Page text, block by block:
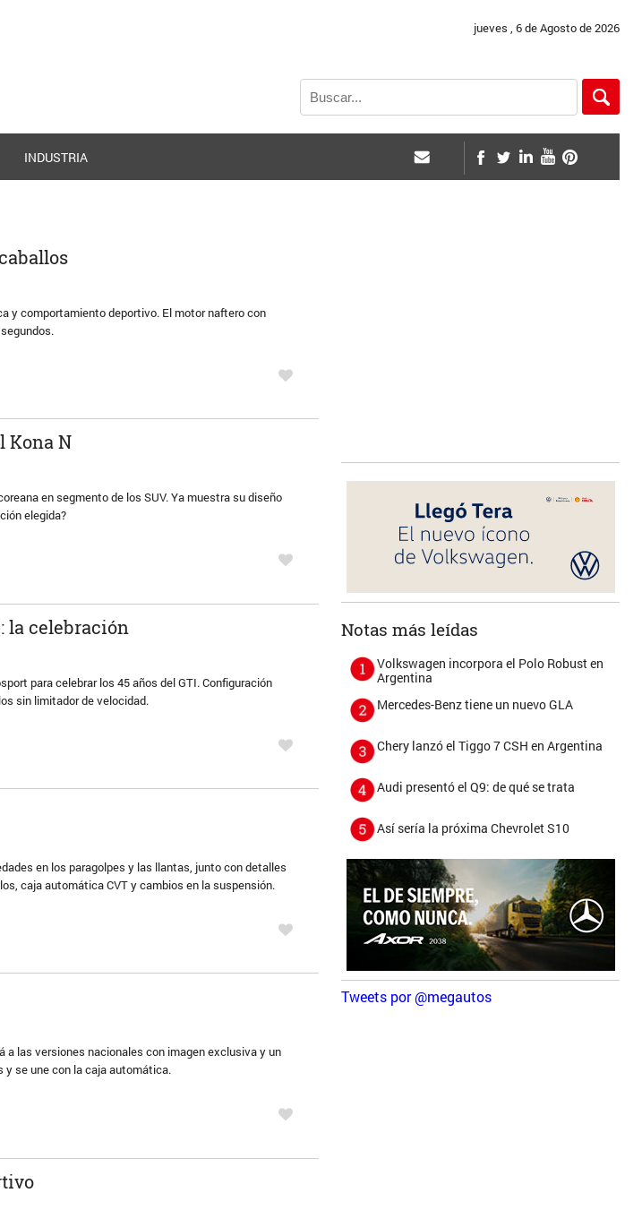
jueves , 6 de Agosto de 2026
INDUSTRIA
y comportamiento deportivo. El motor naftero con
Kona N
en segmento de los SUV. Ya muestra su diseño
elegida?
la celebración
para celebrar los 45 años del GTI. Configuración
sin limitador de velocidad.
en los paragolpes y las llantas, junto con detalles
caja automática CVT y cambios en la suspensión.
las versiones nacionales con imagen exclusiva y un
y se une con la caja automática.
Notas más leídas
Volkswagen incorpora el Polo Robust en
Argentina
Mercedes-Benz tiene un nuevo GLA
Chery lanzó el Tiggo 7 CSH en Argentina
Audi presentó el Q9: de qué se trata
Así sería la próxima Chevrolet S10
Tweets por @megautos